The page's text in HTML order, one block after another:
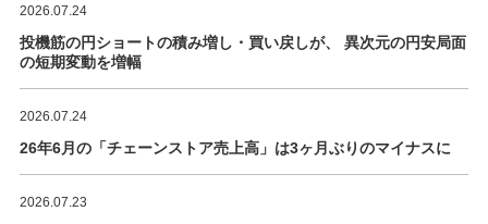
2026.07.24
投機筋の円ショートの積み増し・買い戻しが、 異次元の円安局面
の短期変動を増幅
2026.07.24
26年6月の「チェーンストア売上高」は3ヶ月ぶりのマイナスに
2026.07.23